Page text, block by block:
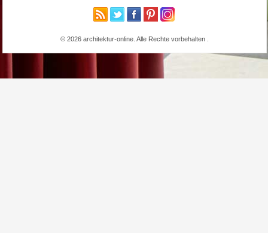
© 2026 architektur-online. Alle Rechte vorbehalten .